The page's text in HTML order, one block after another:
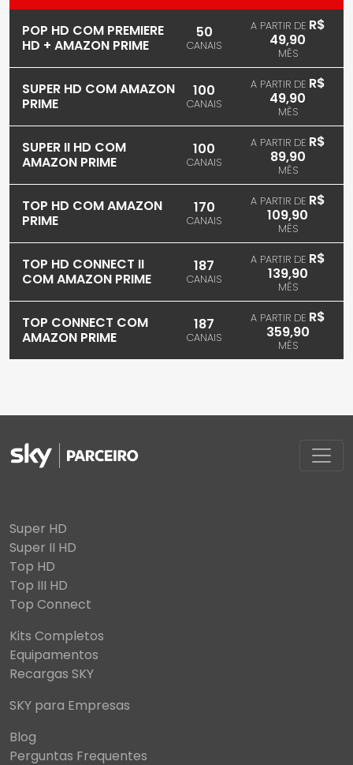
POP HD COM PREMIERE
HD + AMAZON PRIME
50
CANAIS
A PARTIR DE R$
49,90
MÊS
SUPER HD COM AMAZON
PRIME
100
CANAIS
A PARTIR DE R$
49,90
MÊS
SUPER II HD COM
AMAZON PRIME
100
CANAIS
A PARTIR DE R$
89,90
MÊS
TOP HD COM AMAZON
PRIME
170
CANAIS
A PARTIR DE R$
109,90
MÊS
TOP HD CONNECT II
COM AMAZON PRIME
187
CANAIS
A PARTIR DE R$
139,90
MÊS
TOP CONNECT COM
AMAZON PRIME
187
CANAIS
A PARTIR DE R$
359,90
MÊS
Super HD
Super II HD
Top HD
Top III HD
Top Connect
Kits Completos
Equipamentos
Recargas SKY
SKY para Empresas
Blog
Perguntas Frequentes